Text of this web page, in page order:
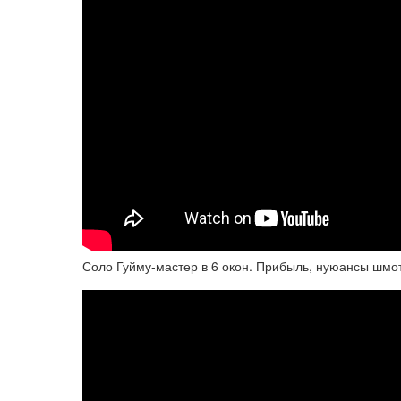
Соло Гуйму-мастер в 6 окон. Прибыль, нуюансы